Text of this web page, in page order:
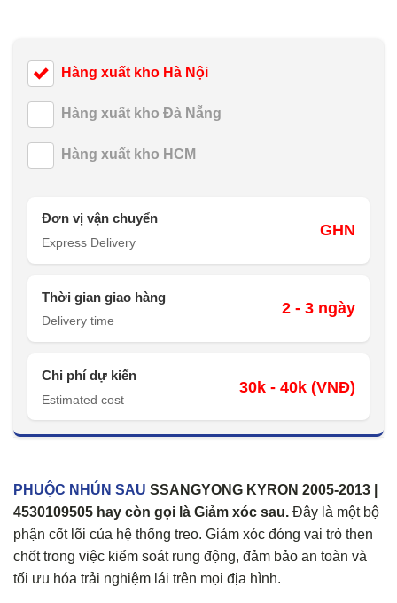
Hàng xuất kho Hà Nội
Hàng xuất kho Đà Nẵng
Hàng xuất kho HCM
Đơn vị vận chuyển
Express Delivery
GHN
Thời gian giao hàng
Delivery time
2 - 3 ngày
Chi phí dự kiến
Estimated cost
30k - 40k (VNĐ)
PHUỘC NHÚN SAU SSANGYONG KYRON 2005-2013 |
4530109505 hay còn gọi là Giảm xóc sau. Đây là một bộ
phận cốt lõi của hệ thống treo. Giảm xóc đóng vai trò then
chốt trong việc kiểm soát rung động, đảm bảo an toàn và
tối ưu hóa trải nghiệm lái trên mọi địa hình.